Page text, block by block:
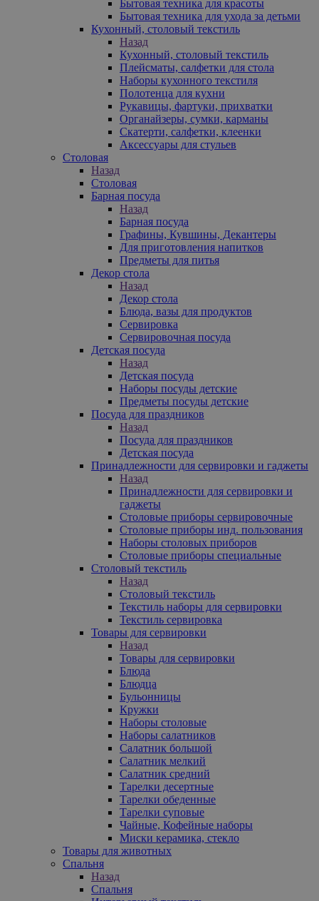
Бытовая техника для красоты
Бытовая техника для ухода за детьми
Кухонный, столовый текстиль
Назад
Кухонный, столовый текстиль
Плейсматы, салфетки для стола
Наборы кухонного текстиля
Полотенца для кухни
Рукавицы, фартуки, прихватки
Органайзеры, сумки, карманы
Скатерти, салфетки, клеенки
Аксессуары для стульев
Столовая
Назад
Столовая
Барная посуда
Назад
Барная посуда
Графины, Кувшины, Декантеры
Для приготовления напитков
Предметы для питья
Декор стола
Назад
Декор стола
Блюда, вазы для продуктов
Сервировка
Сервировочная посуда
Детская посуда
Назад
Детская посуда
Наборы посуды детские
Предметы посуды детские
Посуда для праздников
Назад
Посуда для праздников
Детская посуда
Принадлежности для сервировки и гаджеты
Назад
Принадлежности для сервировки и
гаджеты
Столовые приборы сервировочные
Столовые приборы инд. пользования
Наборы столовых приборов
Столовые приборы специальные
Столовый текстиль
Назад
Столовый текстиль
Текстиль наборы для сервировки
Текстиль сервировка
Товары для сервировки
Назад
Товары для сервировки
Блюда
Блюдца
Бульонницы
Кружки
Наборы столовые
Наборы салатников
Салатник большой
Салатник мелкий
Салатник средний
Тарелки десертные
Тарелки обеденные
Тарелки суповые
Чайные, Кофейные наборы
Миски керамика, стекло
Товары для животных
Спальня
Назад
Спальня